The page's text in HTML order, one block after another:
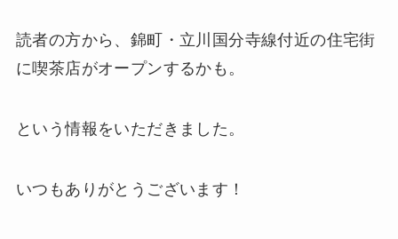
読者の方から、錦町・立川国分寺線付近の住宅街
に喫茶店がオープンするかも。
という情報をいただきました。
いつもありがとうございます！